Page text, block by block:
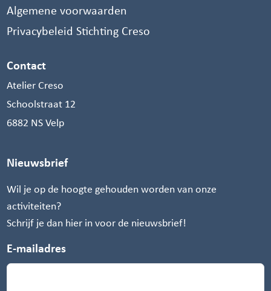
Algemene voorwaarden
Privacybeleid Stichting Creso
Contact
Atelier Creso
Schoolstraat 12
6882 NS Velp
Nieuwsbrief
Wil je op de hoogte gehouden worden van onze
activiteiten?
Schrijf je dan hier in voor de nieuwsbrief!
E-mailadres